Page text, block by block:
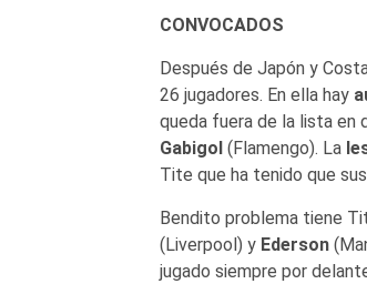
CONVOCADOS
Después de Japón y
26 jugadores. En ella hay
queda fuera de la lista en
Gabigol (Flamengo). La
Tite que ha tenido que
Bendito problema tiene
(Liverpool) y Ederson
jugado siempre por